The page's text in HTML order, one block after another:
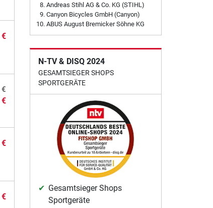
€
€
€
€
€
Andreas Stihl AG & Co. KG (STIHL)
Canyon Bicycles GmbH (Canyon)
ABUS August Bremicker Söhne KG
N-TV & DISQ 2024
GESAMTSIEGER SHOPS
SPORTGERÄTE
Gesamtsieger Shops
Sportgeräte